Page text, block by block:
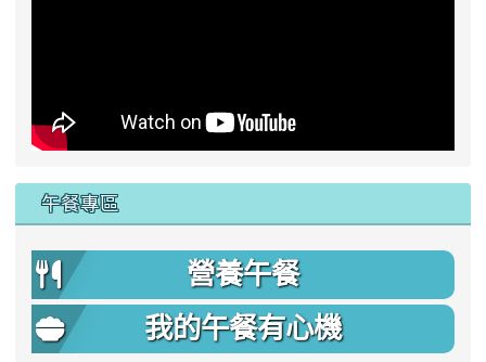
午餐專區
營養午餐
我的午餐有心機